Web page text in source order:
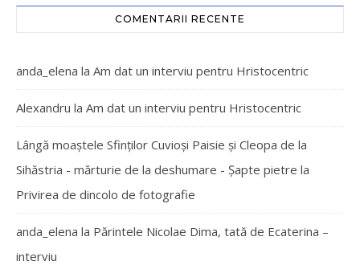
COMENTARII RECENTE
anda_elena la Am dat un interviu pentru Hristocentric
Alexandru la Am dat un interviu pentru Hristocentric
Lângă moaștele Sfinților Cuvioși Paisie și Cleopa de la
Sihăstria - mărturie de la deshumare - Şapte pietre la
Privirea de dincolo de fotografie
anda_elena la Părintele Nicolae Dima, tată de Ecaterina –
interviu